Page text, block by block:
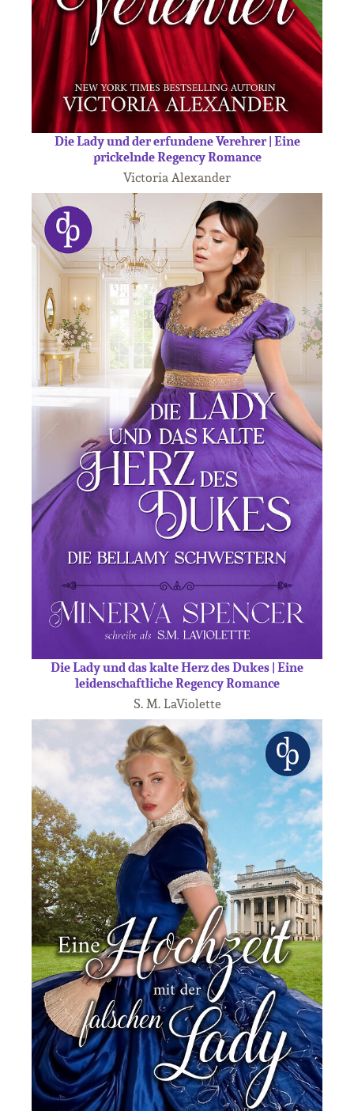
Die Lady und der erfundene Verehrer | Eine
prickelnde Regency Romance
Victoria Alexander
Die Lady und das kalte Herz des Dukes | Eine
leidenschaftliche Regency Romance
S. M. LaViolette